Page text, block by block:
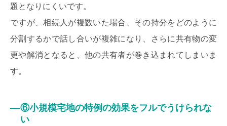
題となりにくいです。
ですが、相続人が複数いた場合、その持分をどのように
分割するかで話し合いが複雑になり、さらに共有物の変
更や解消となると、他の共有者が巻き込まれてしまいま
す。
⑥小規模宅地の特例の効果をフルでうけられな
い